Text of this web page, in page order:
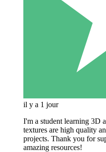
il y a 1 jour
I'm a student learning 3D
textures are high quality
projects. Thank you for
amazing resources!